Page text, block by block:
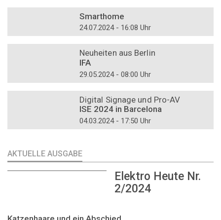
Smarthome
24.07.2024 - 16:08 Uhr
Neuheiten aus Berlin
IFA
29.05.2024 - 08:00 Uhr
Digital Signage und Pro-AV
ISE 2024 in Barcelona
04.03.2024 - 17:50 Uhr
AKTUELLE AUSGABE
Elektro Heute Nr.
2/2024